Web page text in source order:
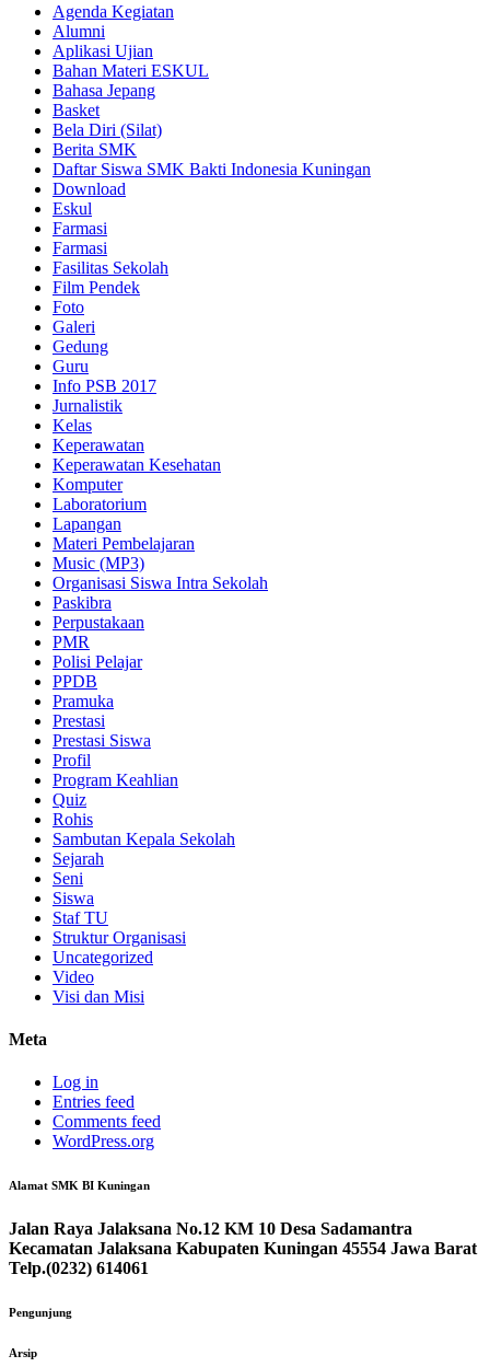
Agenda Kegiatan
Alumni
Aplikasi Ujian
Bahan Materi ESKUL
Bahasa Jepang
Basket
Bela Diri (Silat)
Berita SMK
Daftar Siswa SMK Bakti Indonesia Kuningan
Download
Eskul
Farmasi
Farmasi
Fasilitas Sekolah
Film Pendek
Foto
Galeri
Gedung
Guru
Info PSB 2017
Jurnalistik
Kelas
Keperawatan
Keperawatan Kesehatan
Komputer
Laboratorium
Lapangan
Materi Pembelajaran
Music (MP3)
Organisasi Siswa Intra Sekolah
Paskibra
Perpustakaan
PMR
Polisi Pelajar
PPDB
Pramuka
Prestasi
Prestasi Siswa
Profil
Program Keahlian
Quiz
Rohis
Sambutan Kepala Sekolah
Sejarah
Seni
Siswa
Staf TU
Struktur Organisasi
Uncategorized
Video
Visi dan Misi
Meta
Log in
Entries feed
Comments feed
WordPress.org
Alamat SMK BI Kuningan
Jalan Raya Jalaksana No.12 KM 10 Desa Sadamantra
Kecamatan Jalaksana Kabupaten Kuningan 45554 Jawa Barat
Telp.(0232) 614061
Pengunjung
Arsip